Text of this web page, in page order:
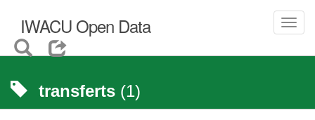
IWACU Open Data
transferts (1)